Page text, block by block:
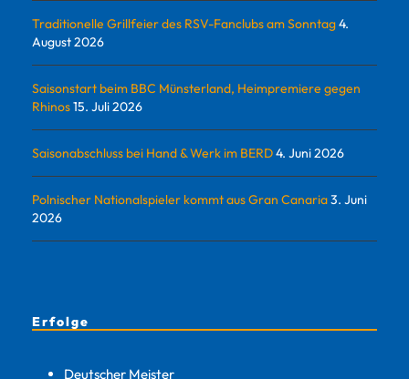
Traditionelle Grillfeier des RSV-Fanclubs am Sonntag4.
August 2026
Saisonstart beim BBC Münsterland, Heimpremiere gegen
Rhinos15. Juli 2026
Saisonabschluss bei Hand & Werk im BERD4. Juni 2026
Polnischer Nationalspieler kommt aus Gran Canaria3. Juni
2026
Erfolge
Deutscher Meister